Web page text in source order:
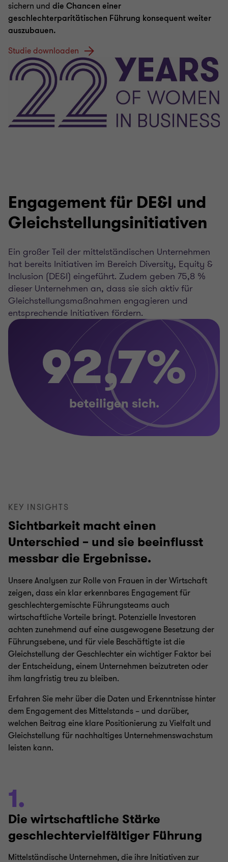
sichern und die Chancen einer
geschlechterparitätischen Führung konsequent weiter
auszubauen.
Studie downloaden
Engagement für DE&I und
Gleichstellungsinitiativen
Ein großer Teil der mittelständischen Unternehmen
hat bereits Initiativen im Bereich Diversity, Equity &
Inclusion (DE&I) eingeführt. Zudem geben 75,8 %
dieser Unternehmen an, dass sie sich aktiv für
Gleichstellungsmaßnahmen engagieren und
entsprechende Initiativen fördern.
92,7%
beteiligen sich.
KEY INSIGHTS
Sichtbarkeit macht einen
Unterschied – und sie beeinflusst
messbar die Ergebnisse.
Unsere Analysen zur Rolle von Frauen in der Wirtschaft
zeigen, dass ein klar erkennbares Engagement für
geschlechtergemischte Führungsteams auch
wirtschaftliche Vorteile bringt. Potenzielle Investoren
achten zunehmend auf eine ausgewogene Besetzung der
Führungsebene, und für viele Beschäftigte ist die
Gleichstellung der Geschlechter ein wichtiger Faktor bei
der Entscheidung, einem Unternehmen beizutreten oder
ihm langfristig treu zu bleiben.
Erfahren Sie mehr über die Daten und Erkenntnisse hinter
dem Engagement des Mittelstands – und darüber,
welchen Beitrag eine klare Positionierung zu Vielfalt und
Gleichstellung für nachhaltiges Unternehmenswachstum
leisten kann.
1.
Die wirtschaftliche Stärke
geschlechtervielfältiger Führung
Mittelständische Unternehmen, die ihre Initiativen zur